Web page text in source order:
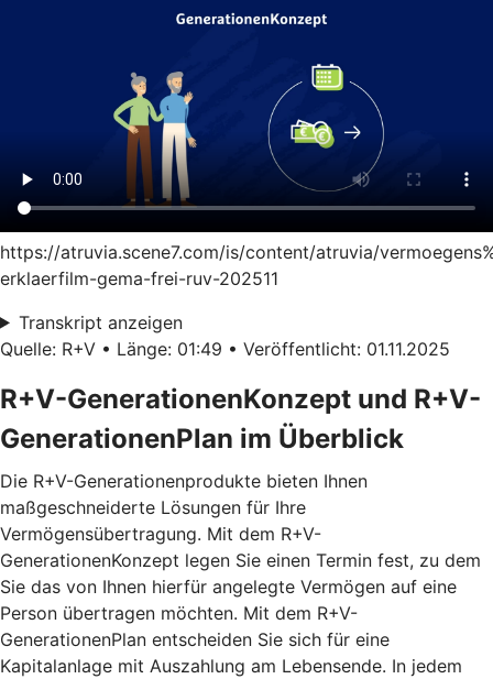
https://atruvia.scene7.com/is/content/atruvia/
erklaerfilm-gema-frei-ruv-202511
Transkript anzeigen
Quelle: R+V • Länge: 01:49 • Veröffentlicht: 01.11.2025
R+V-GenerationenKonzept und R+V-
GenerationenPlan im Überblick
Die R+V-Generationenprodukte bieten Ihnen
maßgeschneiderte Lösungen für Ihre
Vermögensübertragung. Mit dem R+V-
GenerationenKonzept legen Sie einen Termin fest, zu dem
Sie das von Ihnen hierfür angelegte Vermögen auf eine
Person übertragen möchten. Mit dem R+V-
GenerationenPlan entscheiden Sie sich für eine
Kapitalanlage mit Auszahlung am Lebensende. In jedem